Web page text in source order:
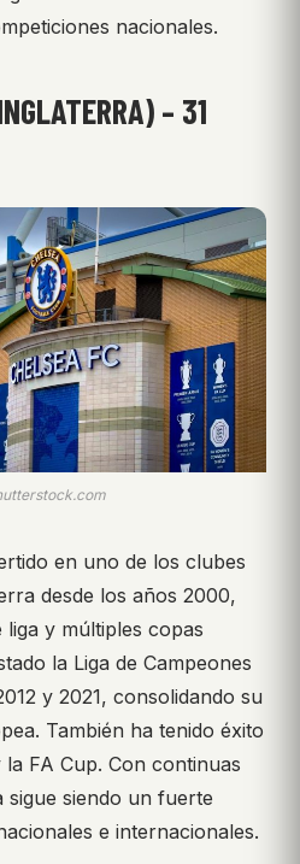
nacionales.
– 31
en uno de los clubes
desde los años 2000,
y múltiples copas
la Liga de Campeones
y 2021, consolidando su
También ha tenido éxito
FA Cup. Con continuas
sigue siendo un fuerte
e internacionales.